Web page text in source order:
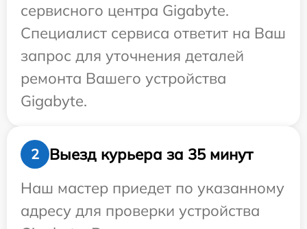
сервисного центра Gigabyte.
Специалист сервиса ответит на Ваш
запрос для уточнения деталей
ремонта Вашего устройства
Gigabyte.
2
Выезд курьера за 35 минут
Наш мастер приедет по указанному
адресу для проверки устройства